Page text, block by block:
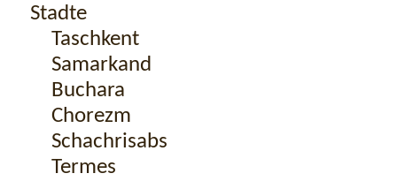
Stadte
Taschkent
Samarkand
Buchara
Chorezm
Schachrisabs
Termes